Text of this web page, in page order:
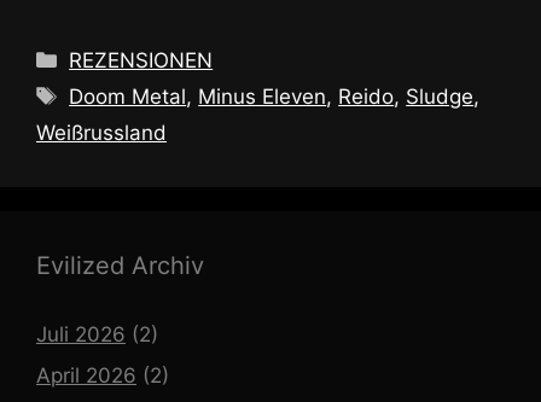
Kategorien
REZENSIONEN
Schlagwörter
Doom Metal, Minus Eleven, Reido, Sludge,
Weißrussland
Evilized Archiv
Juli 2026 (2)
April 2026 (2)